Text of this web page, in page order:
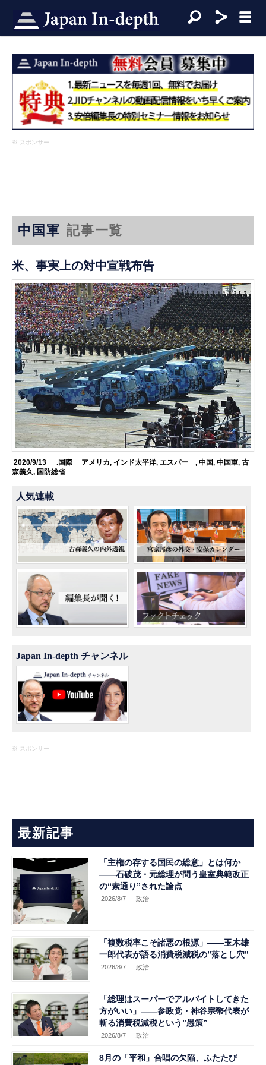
※ スポンサー
中国軍 記事一覧
米、事実上の対中宣戦布告
2020/9/13 .国際 アメリカ, インド太平洋, エスパー , 中国, 中国軍, 古
森義久, 国防総省
人気連載
Japan In-depth チャンネル
※ スポンサー
最新記事
「主権の存する国民の総意」とは何か
――石破茂・元総理が問う皇室典範改正
の“素通り”された論点
2026/8/7 .政治
「複数税率こそ諸悪の根源」――玉木雄
一郎代表が語る消費税減税の”落とし穴”
2026/8/7 .政治
「総理はスーパーでアルバイトしてきた
方がいい」――参政党・神谷宗幣代表が
斬る消費税減税という”愚策”
2026/8/7 .政治
8月の「平和」合唱の欠陥、ふたたび